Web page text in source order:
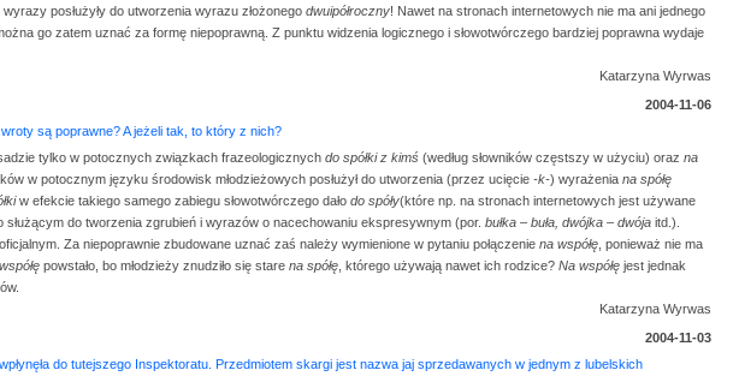
wyrazy posłużyły do utworzenia wyrazu złożonego dwuipółroczny! Nawet na stronach internetowych nie ma ani jednego
go zatem uznać za formę niepoprawną. Z punktu widzenia logicznego i słowotwórczego bardziej poprawna wydaje
Katarzyna Wyrwas
2004-11-06
są poprawne? A jeżeli tak, to który z nich?
tylko w potocznych związkach frazeologicznych do spółki z kimś (według słowników częstszy w użyciu) oraz na
w potocznym języku środowisk młodzieżowych posłużył do utworzenia (przez ucięcie -k-) wyrażenia na spółę
w efekcie takiego samego zabiegu słowotwórczego dało do spóły(które np. na stronach internetowych jest używane
służącym do tworzenia zgrubień i wyrazów o nacechowaniu ekspresywnym (por. bułka – buła, dwójka – dwója itd.).
Za niepoprawnie zbudowane uznać zaś należy wymienione w pytaniu połączenie na współę , ponieważ nie ma
powstało, bo młodzieży znudziło się stare na spółę , którego używają nawet ich rodzice? Na współę jest jednak
Katarzyna Wyrwas
2004-11-03
do tutejszego Inspektoratu. Przedmiotem skargi jest nazwa jaj sprzedawanych w jednym z lubelskich